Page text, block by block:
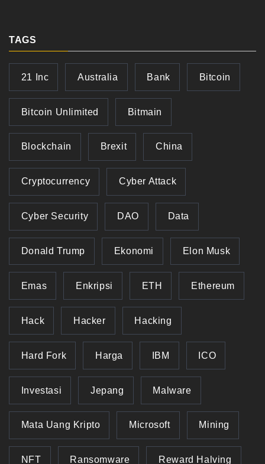
TAGS
21 Inc Australia Bank Bitcoin
Bitcoin Unlimited Bitmain
Blockchain Brexit China
Cryptocurrency Cyber Attack
Cyber Security DAO Data
Donald Trump Ekonomi Elon Musk
Emas Enkripsi ETH Ethereum
Hack Hacker Hacking
Hard Fork Harga IBM ICO
Investasi Jepang Malware
Mata Uang Kripto Microsoft Mining
NFT Ransomware Reward Halving